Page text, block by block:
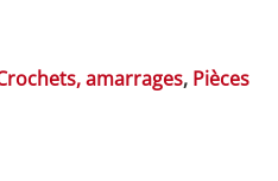
amarrages, Pièces